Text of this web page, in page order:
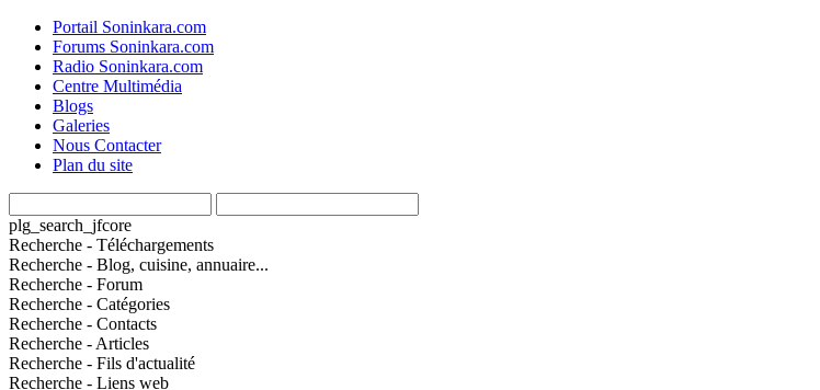
Portail Soninkara.com
Forums Soninkara.com
Radio Soninkara.com
Centre Multimédia
Blogs
Galeries
Nous Contacter
Plan du site
plg_search_jfcore
Recherche - Téléchargements
Recherche - Blog, cuisine, annuaire...
Recherche - Forum
Recherche - Catégories
Recherche - Contacts
Recherche - Articles
Recherche - Fils d'actualité
Recherche - Liens web